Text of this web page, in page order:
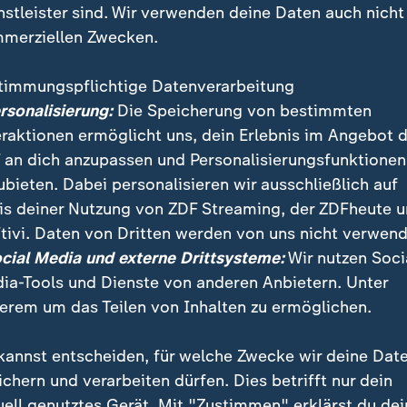
VW-Fans in Hessisch-Oldendorf zusammen. Aus
alle vier Jahre in der niedersächsischen
Autos.
sind. Wir verwenden deine Daten auch nicht
Zwecken.
Datenverarbeitung
Die Speicherung von bestimmten
ermöglicht uns, dein Erlebnis im Angebot
an dich anzupassen und Personalisierungsfunktionen
Dabei personalisieren wir ausschließlich auf
deiner Nutzung von ZDF Streaming, der ZDFheute
Daten von Dritten werden von uns nicht
Media und externe Drittsysteme:Wir nutzen
Tools und Dienste von anderen Anbietern. Unter
um das Teilen von Inhalten zu ermöglichen.
entscheiden, für welche Zwecke wir deine
und verarbeiten dürfen. Dies betrifft nur dein